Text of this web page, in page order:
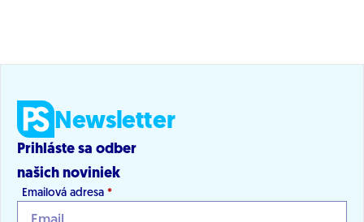
Newsletter
Prihláste sa odber
našich noviniek
Emailová adresa *